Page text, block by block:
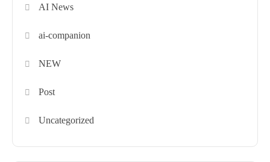
AI News
ai-companion
NEW
Post
Uncategorized